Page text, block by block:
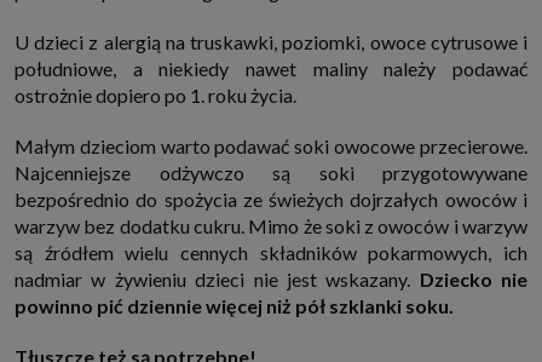
U dzieci z alergią na truskawki, poziomki, owoce cytrusowe i
południowe, a niekiedy nawet maliny należy podawać
ostrożnie dopiero po 1. roku życia.
Małym dzieciom warto podawać soki owocowe przecierowe.
Najcenniejsze odżywczo są soki przygotowywane
bezpośrednio do spożycia ze świeżych dojrzałych owoców i
warzyw bez dodatku cukru. Mimo że soki z owoców i warzyw
są źródłem wielu cennych składników pokarmowych, ich
nadmiar w żywieniu dzieci nie jest wskazany. Dziecko nie
powinno pić dziennie więcej niż pół szklanki soku.
Tłuszcze też są potrzebne!